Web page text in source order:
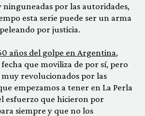
ninguneadas por las autoridades,
esta serie puede ser un arma
por justicia.
años del golpe en Argentina,
que moviliza de por sí, pero
muy revolucionados por las
empezamos a tener en La Perla
esfuerzo que hicieron por
siempre y que no los